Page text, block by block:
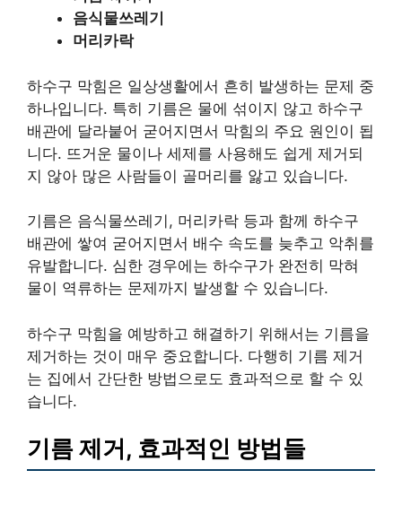
음식물쓰레기
머리카락
하수구 막힘은 일상생활에서 흔히 발생하는 문제 중
하나입니다. 특히 기름은 물에 섞이지 않고 하수구
배관에 달라붙어 굳어지면서 막힘의 주요 원인이 됩
니다. 뜨거운 물이나 세제를 사용해도 쉽게 제거되
지 않아 많은 사람들이 골머리를 앓고 있습니다.
기름은 음식물쓰레기, 머리카락 등과 함께 하수구
배관에 쌓여 굳어지면서 배수 속도를 늦추고 악취를
유발합니다. 심한 경우에는 하수구가 완전히 막혀
물이 역류하는 문제까지 발생할 수 있습니다.
하수구 막힘을 예방하고 해결하기 위해서는 기름을
제거하는 것이 매우 중요합니다. 다행히 기름 제거
는 집에서 간단한 방법으로도 효과적으로 할 수 있
습니다.
기름 제거, 효과적인 방법들